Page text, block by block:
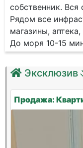
собственник.
Рядом все
магазины,
До моря 10-15
Эксклюзив
Продажа: